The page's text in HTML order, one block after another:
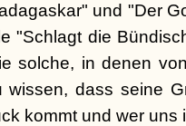
und "Der
"Schlagt die
solche, in denen
dass seine
kommt und wer